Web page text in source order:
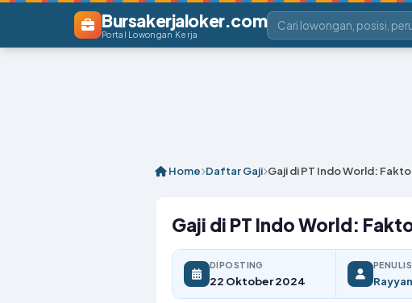
Bursakerjaloker.com
Portal Lowongan Kerja
Home Daftar Gaji Gaji di PT Indo World:
Gaji di PT Indo World:
DIPOSTING
22 Oktober 2024
PENULIS